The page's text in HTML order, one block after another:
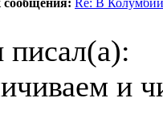
сообщения: Re: В Колумбии
писал(а):
и